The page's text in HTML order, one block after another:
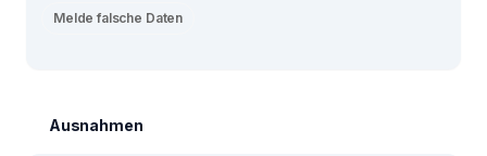
Melde falsche Daten
Ausnahmen